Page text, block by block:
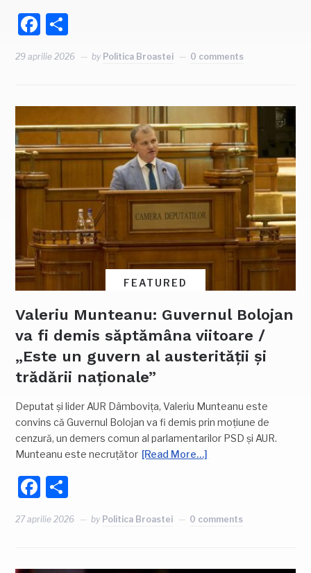
Facebook
29 aprilie 2026 by Politica Broastei 0 comments
FEATURED
Valeriu Munteanu: Guvernul Bolojan
va fi demis săptămâna viitoare /
„Este un guvern al austerității și
trădării naționale”
Deputat și lider AUR Dâmbovița, Valeriu Munteanu este
convins că Guvernul Bolojan va fi demis prin moțiune de
cenzură, un demers comun al parlamentarilor PSD și AUR.
Munteanu este necruțător [Read More…]
Facebook
27 aprilie 2026 by Politica Broastei 0 comments